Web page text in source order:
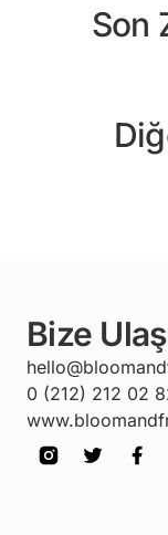
Son
Bize
0 (212) 212 02